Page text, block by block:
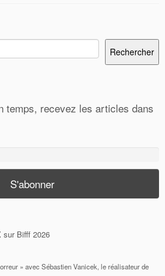
Rechercher
temps, recevez les articles dans
sur Bifff 2026
» avec Sébastien Vanicek, le réalisateur de